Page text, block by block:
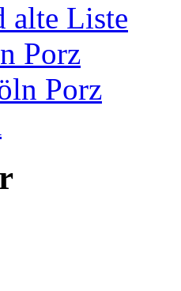
alte Liste
Porz
Porz